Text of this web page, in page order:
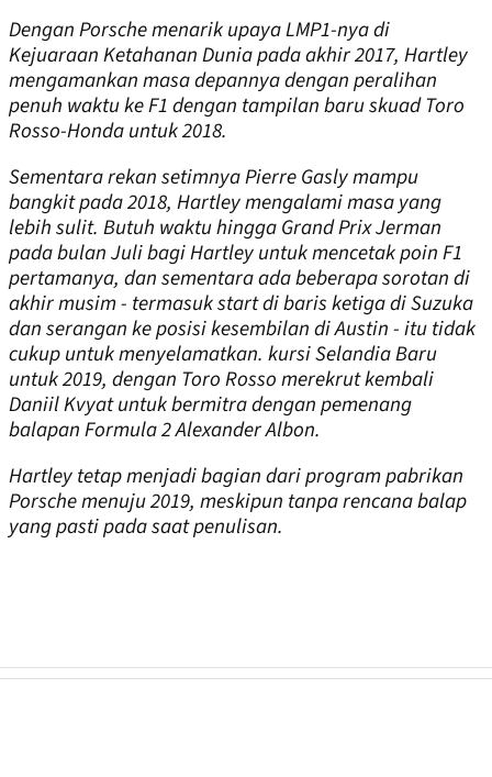
Dengan Porsche menarik upaya LMP1-nya di
Kejuaraan Ketahanan Dunia pada akhir 2017, Hartley
mengamankan masa depannya dengan peralihan
penuh waktu ke F1 dengan tampilan baru skuad Toro
Rosso-Honda untuk 2018.
Sementara rekan setimnya Pierre Gasly mampu
bangkit pada 2018, Hartley mengalami masa yang
lebih sulit. Butuh waktu hingga Grand Prix Jerman
pada bulan Juli bagi Hartley untuk mencetak poin F1
pertamanya, dan sementara ada beberapa sorotan di
akhir musim - termasuk start di baris ketiga di Suzuka
dan serangan ke posisi kesembilan di Austin - itu tidak
cukup untuk menyelamatkan. kursi Selandia Baru
untuk 2019, dengan Toro Rosso merekrut kembali
Daniil Kvyat untuk bermitra dengan pemenang
balapan Formula 2 Alexander Albon.
Hartley tetap menjadi bagian dari program pabrikan
Porsche menuju 2019, meskipun tanpa rencana balap
yang pasti pada saat penulisan.